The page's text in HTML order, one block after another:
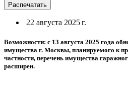
Распечатать
22 августа 2025 г.
Возможности: с 13 августа 2025 года
имущества г. Москвы, планируемого к
частности, перечень имущества
расширен.